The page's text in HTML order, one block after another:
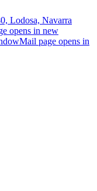
Lodosa, Navarra
opens in new
Mail page opens in